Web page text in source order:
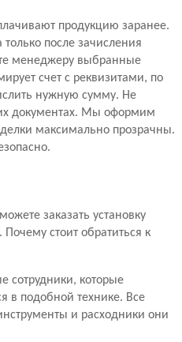
продукцию заранее.
после зачисления
менеджеру выбранные
счет с реквизитами, по
нужную сумму. Не
документах. Мы оформим
максимально прозрачны.
заказать установку
стоит обратиться к
сотрудники, которые
в подобной технике. Все
и расходники они